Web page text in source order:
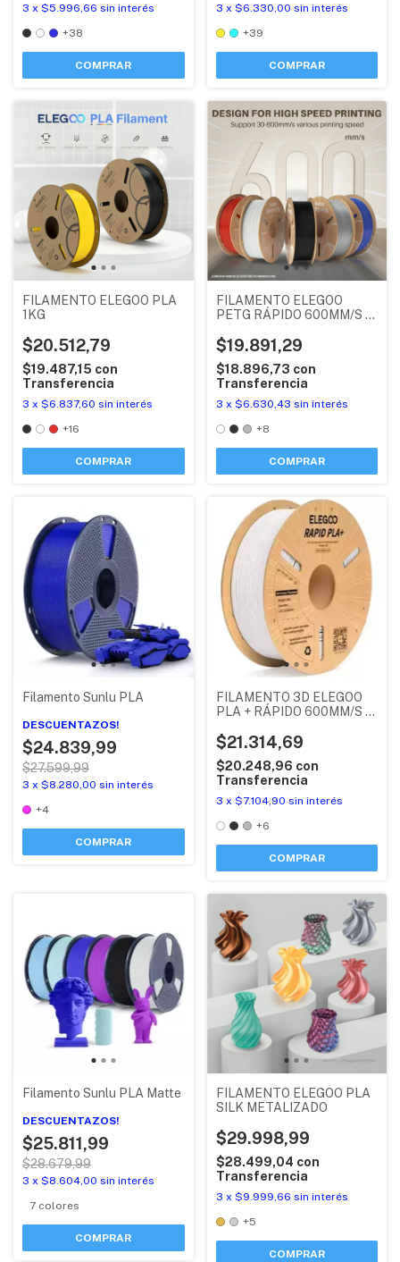
3 x $5.996,66 sin interés
+38
COMPRAR
3 x $6.330,00 sin interés
+39
COMPRAR
FILAMENTO ELEGOO PLA
1KG
$20.512,79
$19.487,15 con
Transferencia
3 x $6.837,60 sin interés
+16
COMPRAR
FILAMENTO ELEGOO
PETG RÁPIDO 600MM/S X
$19.891,29
$18.896,73 con
Transferencia
3 x $6.630,43 sin interés
+8
COMPRAR
Filamento Sunlu PLA
DESCUENTAZOS!
$24.839,99
$27.599,99
3 x $8.280,00 sin interés
+4
COMPRAR
FILAMENTO 3D ELEGOO
PLA + RÁPIDO 600MM/S X
$21.314,69
$20.248,96 con
Transferencia
3 x $7.104,90 sin interés
+6
COMPRAR
Filamento Sunlu PLA Matte
DESCUENTAZOS!
$25.811,99
$28.679,99
3 x $8.604,00 sin interés
7 colores
COMPRAR
FILAMENTO ELEGOO PLA
SILK METALIZADO
$29.998,99
$28.499,04 con
Transferencia
3 x $9.999,66 sin interés
+5
COMPRAR